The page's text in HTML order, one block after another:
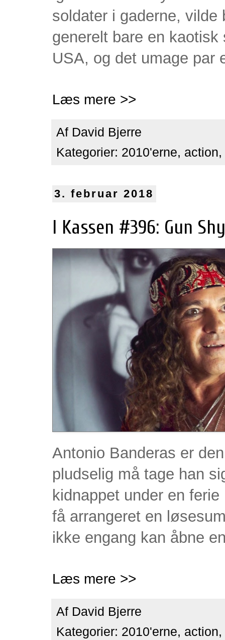
soldater i gaderne, vilde
generelt bare en
USA, og det umage par
Læs mere >>
Af David Bjerre
Kategorier: 2010'erne, action,
3. februar 2018
I Kassen #396: Gun
Antonio Banderas er
pludselig må tage han
kidnappet under en
få arrangeret en
ikke engang kan åbne
Læs mere >>
Af David Bjerre
Kategorier: 2010'erne, action,